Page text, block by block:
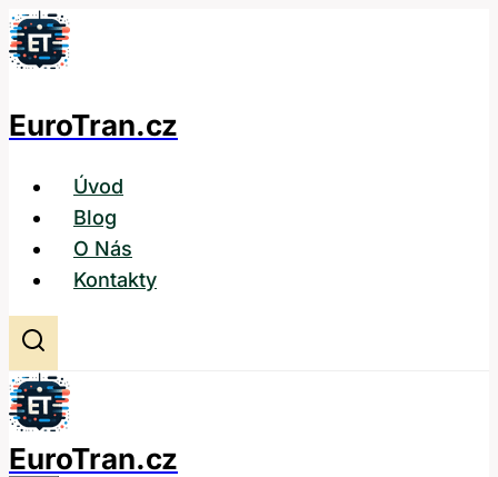
Přeskočit
na
EuroTran.cz
Úvod
Blog
O Nás
Kontakty
EuroTran.cz